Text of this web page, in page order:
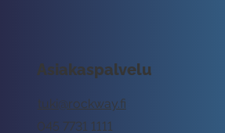
Asiakaspalvelu
tuki@rockway.fi
045 7731 1111